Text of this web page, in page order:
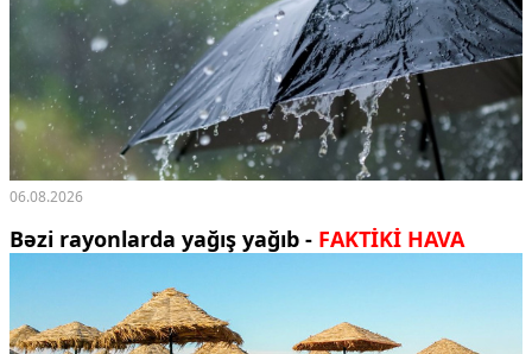
06.08.2026
Bəzi rayonlarda yağış yağıb - FAKTİKİ HAVA